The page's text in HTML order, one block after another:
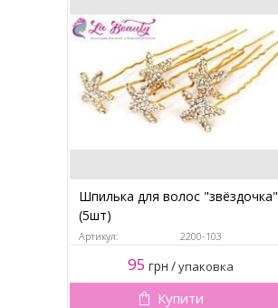
Шпилька для волос "звёздочка"
(5шт)
Артикул: 2200-103
95 грн /упаковка
Купити